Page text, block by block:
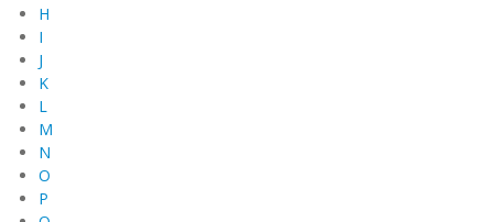
H
I
J
K
L
M
N
O
P